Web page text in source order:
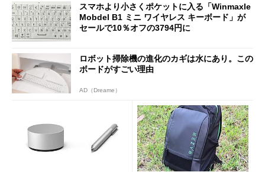
スマホより小さくポケットに入る「Winmaxle
Mobdel B1 ミニ ワイヤレス キーボード」が
セールで10％オフの3794円に
ロボット掃除機の進化のカギは水にあり。この
ボードがすごい理由
AD（Dreame）